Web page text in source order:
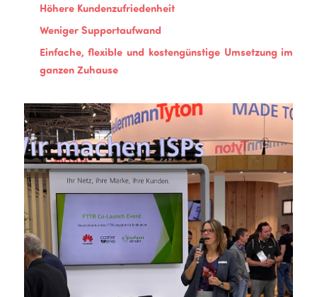
Höhere Kundenzufriedenheit
Weniger Supportaufwand
Einfache, flexible und kostengünstige Umsetzung im
ganzen Zuhause